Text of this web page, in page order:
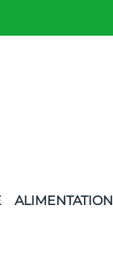
ALIMENTATION